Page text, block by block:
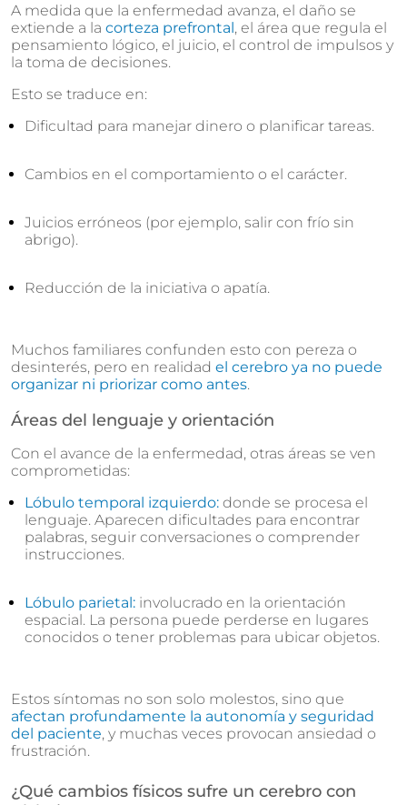
A medida que la enfermedad avanza, el daño se
extiende a la corteza prefrontal, el área que regula el
pensamiento lógico, el juicio, el control de impulsos y
la toma de decisiones.
Esto se traduce en:
Dificultad para manejar dinero o planificar tareas.
Cambios en el comportamiento o el carácter.
Juicios erróneos (por ejemplo, salir con frío sin
abrigo).
Reducción de la iniciativa o apatía.
Muchos familiares confunden esto con pereza o
desinterés, pero en realidad el cerebro ya no puede
organizar ni priorizar como antes.
Áreas del lenguaje y orientación
Con el avance de la enfermedad, otras áreas se ven
comprometidas:
Lóbulo temporal izquierdo: donde se procesa el
lenguaje. Aparecen dificultades para encontrar
palabras, seguir conversaciones o comprender
instrucciones.
Lóbulo parietal: involucrado en la orientación
espacial. La persona puede perderse en lugares
conocidos o tener problemas para ubicar objetos.
Estos síntomas no son solo molestos, sino que
afectan profundamente la autonomía y seguridad
del paciente, y muchas veces provocan ansiedad o
frustración.
¿Qué cambios físicos sufre un cerebro con